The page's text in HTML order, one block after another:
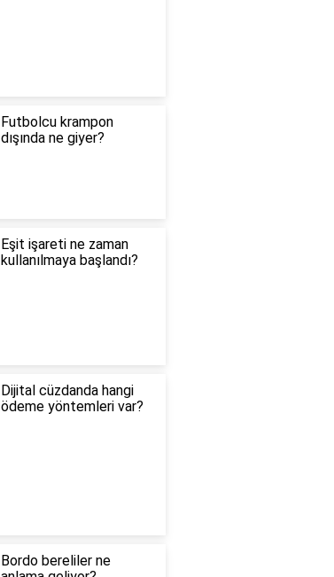
Futbolcu krampon
dışında ne giyer?
Eşit işareti ne zaman
kullanılmaya başlandı?
Dijital cüzdanda hangi
ödeme yöntemleri var?
Bordo bereliler ne